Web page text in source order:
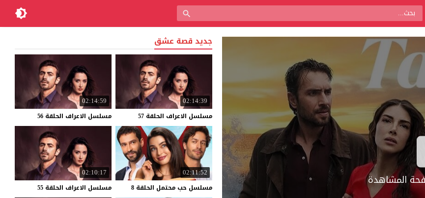
المشاهدة
جديد قصة عشق
02:14:39
مسلسل الاعراف الحلقة 57
02:14:59
مسلسل الاعراف الحلقة 56
02:11:52
مسلسل حب محتمل الحلقة 8
02:10:17
مسلسل الاعراف الحلقة 55